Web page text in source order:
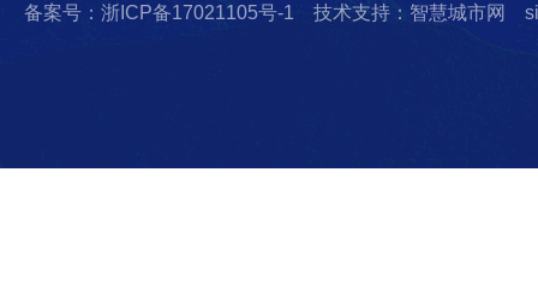
备案号：浙ICP备17021105号-1 技术支持：智慧城市网